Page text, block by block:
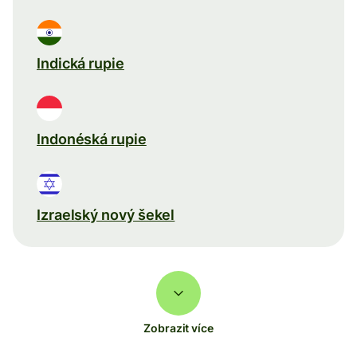
Indická rupie
Indonéská rupie
Izraelský nový šekel
Zobrazit více